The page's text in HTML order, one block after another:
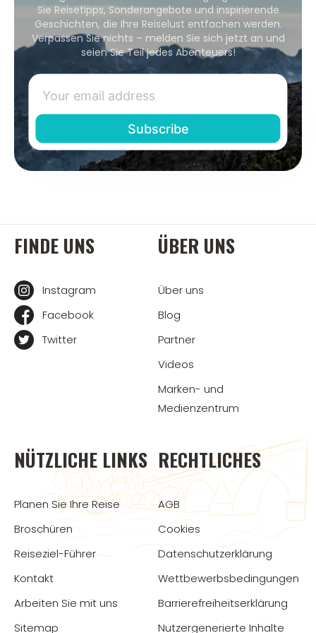
Sie Reisetipps, Sonderangebote und inspirierende
Geschichten, die Ihre Reiselust entfachen werden.
Verpassen Sie nichts – melden Sie sich jetzt an und
seien Sie Teil jedes Abenteuers!
FINDE UNS
Instagram
Facebook
Twitter
ÜBER UNS
Über uns
Blog
Partner
Videos
Marken- und
Medienzentrum
NÜTZLICHE LINKS
Planen Sie Ihre Reise
Broschüren
Reiseziel-Führer
Kontakt
Arbeiten Sie mit uns
Sitemap
RECHTLICHES
AGB
Cookies
Datenschutzerklärung
Wettbewerbsbedingungen
Barrierefreiheitserklärung
Nutzergenerierte Inhalte